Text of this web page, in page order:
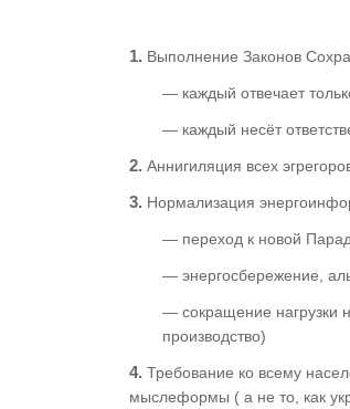
1. Выполнение Законов
— каждый отвечает
— каждый несёт
2. Аннигиляция всех
3. Нормализация
— переход к новой
— энергосбережение,
— сокращение нагрузки
производство)
4. Требование ко всему
мыслеформы ( а не то, как